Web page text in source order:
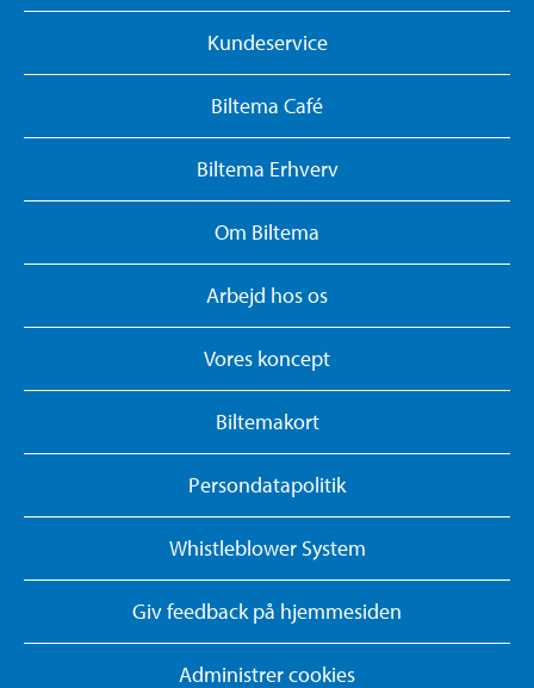
Kundeservice
Biltema Café
Biltema Erhverv
Om Biltema
Arbejd hos os
Vores koncept
Biltemakort
Persondatapolitik
Whistleblower System
Giv feedback på hjemmesiden
Administrer cookies